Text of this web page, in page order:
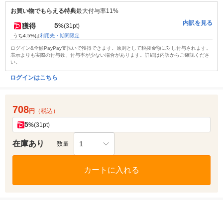
お買い物でもらえる特典最大付与率11%
獲得 5%(31pt)
うち4.5%は利用先・期間限定
内訳を見る
ログイン&全額PayPay支払いで獲得できます。原則として税抜金額に対し付与されます。
表示よりも実際の付与数、付与率が少ない場合があります。詳細は内訳からご確認くださ
い。
ログインはこちら
708円 （税込）
5%(31pt)
在庫あり 数量 1
カートに入れる